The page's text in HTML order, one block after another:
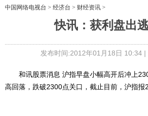
中国网络电视台 > 经济台 > 财经资讯 >
快讯：获利盘出
发布时间:2012年01月18日 10:34 |
和讯股票消息 沪指早盘小幅高开后冲上
高回落，跌破2300点关口，截止目前，沪指报